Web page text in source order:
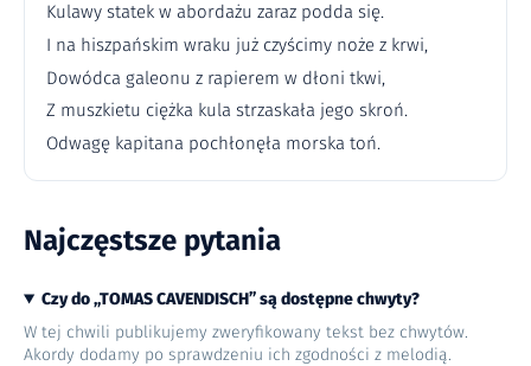
Kulawy statek w abordażu zaraz podda się.
I na hiszpańskim wraku już czyścimy noże z krwi,
Dowódca galeonu z rapierem w dłoni tkwi,
Z muszkietu ciężka kula strzaskała jego skroń.
Odwagę kapitana pochłonęła morska toń.
Najczęstsze pytania
Czy do „TOMAS CAVENDISCH” są dostępne chwyty?
W tej chwili publikujemy zweryfikowany tekst bez chwytów.
Akordy dodamy po sprawdzeniu ich zgodności z melodią.